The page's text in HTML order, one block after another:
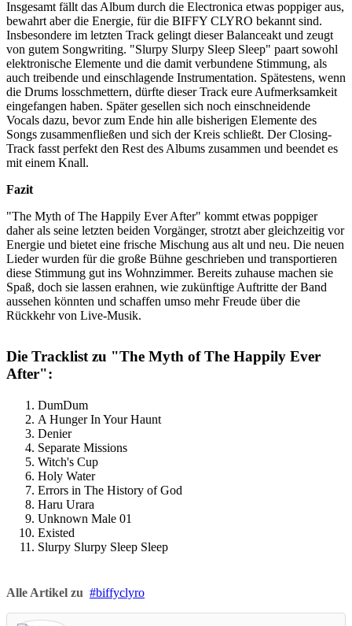
Insgesamt fällt das Album durch die Electronica etwas poppiger aus,
bewahrt aber die Energie, für die BIFFY CLYRO bekannt sind.
Insbesondere im letzten Track gelingt dieser Balanceakt und zeugt
von gutem Songwriting. "Slurpy Slurpy Sleep Sleep" paart sowohl
elektronische Elemente und die damit verbundene Stimmung, als
auch treibende und einschlagende Instrumentation. Spätestens, wenn
die Drums losschmettern, dürfte dieser Track eure Aufmerksamkeit
eingefangen haben. Später gesellen sich noch einschneidende
Vocals dazu, bevor zum Ende hin alle bisherigen Elemente des
Songs zusammenfließen und sich der Kreis schließt. Der Closing-
Track fasst perfekt den Rest des Albums zusammen und beendet es
mit einem Knall.
Fazit
"The Myth of The Happily Ever After" kommt etwas poppiger
daher als seine letzten beiden Vorgänger, strotzt aber gleichzeitig vor
Energie und bietet eine frische Mischung aus alt und neu. Die neuen
Lieder wurden für die große Bühne geschrieben und transportieren
diese Stimmung gut ins Wohnzimmer. Bereits zuhause machen sie
Spaß, doch sie lassen erahnen, wie zukünftige Auftritte der Band
aussehen könnten und schaffen umso mehr Freude über die
Rückkehr von Live-Musik.
Die Tracklist zu "The Myth of The Happily Ever
After":
DumDum
A Hunger In Your Haunt
Denier
Separate Missions
Witch's Cup
Holy Water
Errors in The History of God
Haru Urara
Unknown Male 01
Existed
Slurpy Slurpy Sleep Sleep
Alle Artikel zu biffyclyro